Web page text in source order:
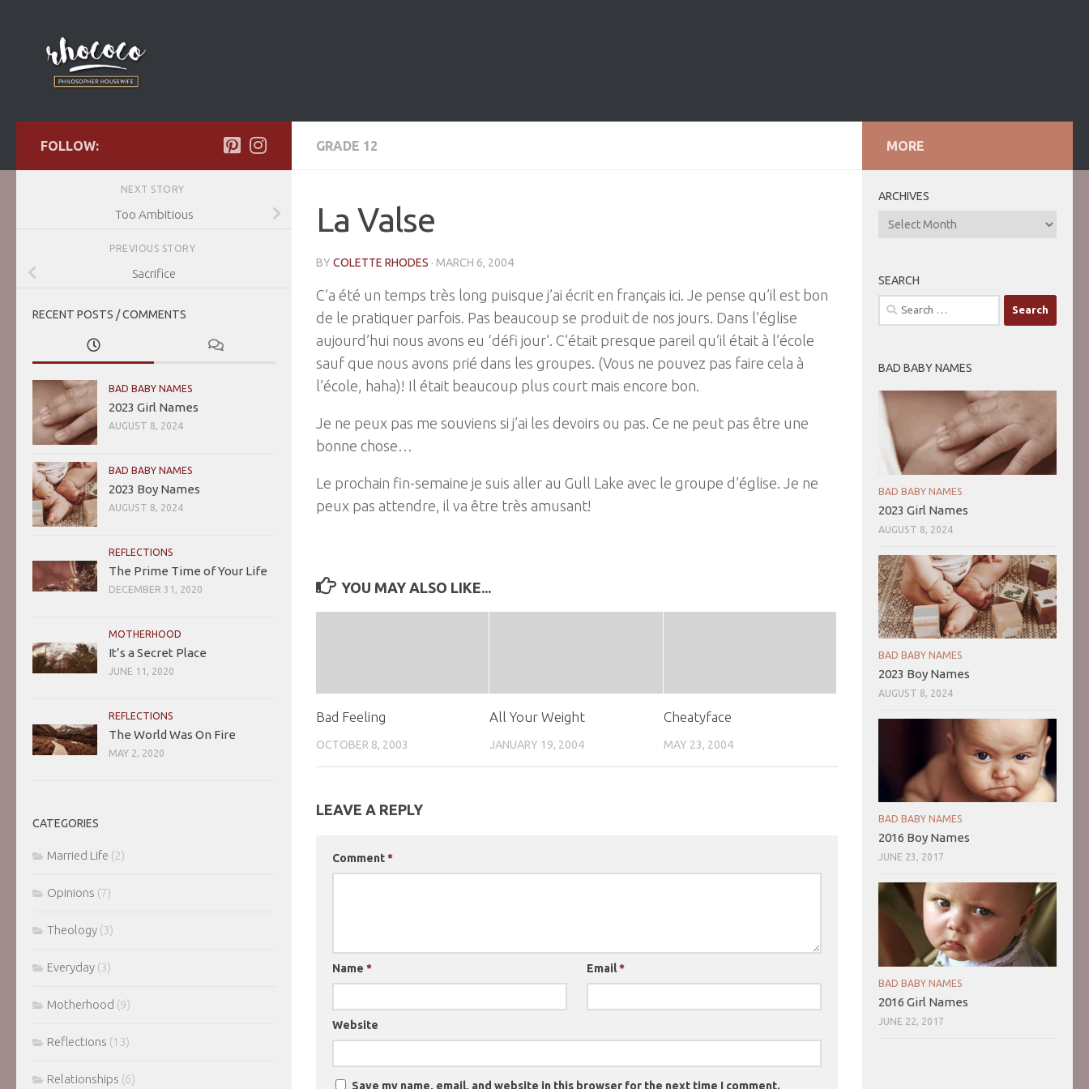
GRADE 12
La Valse
BY COLETTE RHODES · MARCH 6, 2004
C’a été un temps très long puisque j’ai écrit en français ici. Je pense qu’il est bon
de le pratiquer parfois. Pas beaucoup se produit de nos jours. Dans l’église
aujourd’hui nous avons eu ‘défi jour’. C’était presque pareil qu’il était à l’école
sauf que nous avons prié dans les groupes. (Vous ne pouvez pas faire cela à
l’école, haha)! Il était beaucoup plus court mais encore bon.
Je ne peux pas me souviens si j’ai les devoirs ou pas. Ce ne peut pas être une
bonne chose…
Le prochain fin-semaine je suis aller au Gull Lake avec le groupe d’église. Je ne
peux pas attendre, il va être très amusant!
YOU MAY ALSO LIKE...
Bad Feeling
OCTOBER 8, 2003
All Your Weight
JANUARY 19, 2004
Cheatyface
MAY 23, 2004
LEAVE A REPLY
Comment*
Name * Email*
Website
Save my name, email, and website in this browser for the next time I comment.
FOLLOW:
NEXT STORY
Too Ambitious
PREVIOUS STORY
Sacrifice
RECENT POSTS / COMMENTS
BAD BABY NAMES
2023 Girl Names
AUGUST 8, 2024
BAD BABY NAMES
2023 Boy Names
AUGUST 8, 2024
REFLECTIONS
The Prime Time of Your Life
DECEMBER 31, 2020
MOTHERHOOD
It’s a Secret Place
JUNE 11, 2020
REFLECTIONS
The World Was On Fire
MAY 2, 2020
CATEGORIES
Married Life (2)
Opinions (7)
Theology (3)
Everyday (3)
Motherhood (9)
Reflections (13)
Relationships (6)
MORE
ARCHIVES
ARCHIVES
SEARCH
Search
for:
BAD BABY NAMES
BAD BABY NAMES
2023 Girl Names
AUGUST 8, 2024
BAD BABY NAMES
2023 Boy Names
AUGUST 8, 2024
BAD BABY NAMES
2016 Boy Names
JUNE 23, 2017
BAD BABY NAMES
2016 Girl Names
JUNE 22, 2017